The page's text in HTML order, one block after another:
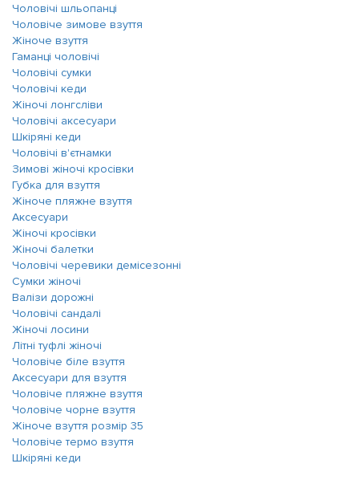
Чоловічі шльопанці
Чоловіче зимове взуття
Жіноче взуття
Гаманці чоловічі
Чоловічі сумки
Чоловічі кеди
Жіночі лонгсліви
Чоловічі аксесуари
Шкіряні кеди
Чоловічі в'єтнамки
Зимові жіночі кросівки
Губка для взуття
Жіноче пляжне взуття
Аксесуари
Жіночі кросівки
Жіночі балетки
Чоловічі черевики демісезонні
Сумки жіночі
Валізи дорожні
Чоловічі сандалі
Жіночі лосини
Літні туфлі жіночі
Чоловіче біле взуття
Аксесуари для взуття
Чоловіче пляжне взуття
Чоловіче чорне взуття
Жіноче взуття розмір 35
Чоловіче термо взуття
Шкіряні кеди